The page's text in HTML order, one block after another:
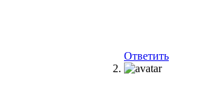
Ответить